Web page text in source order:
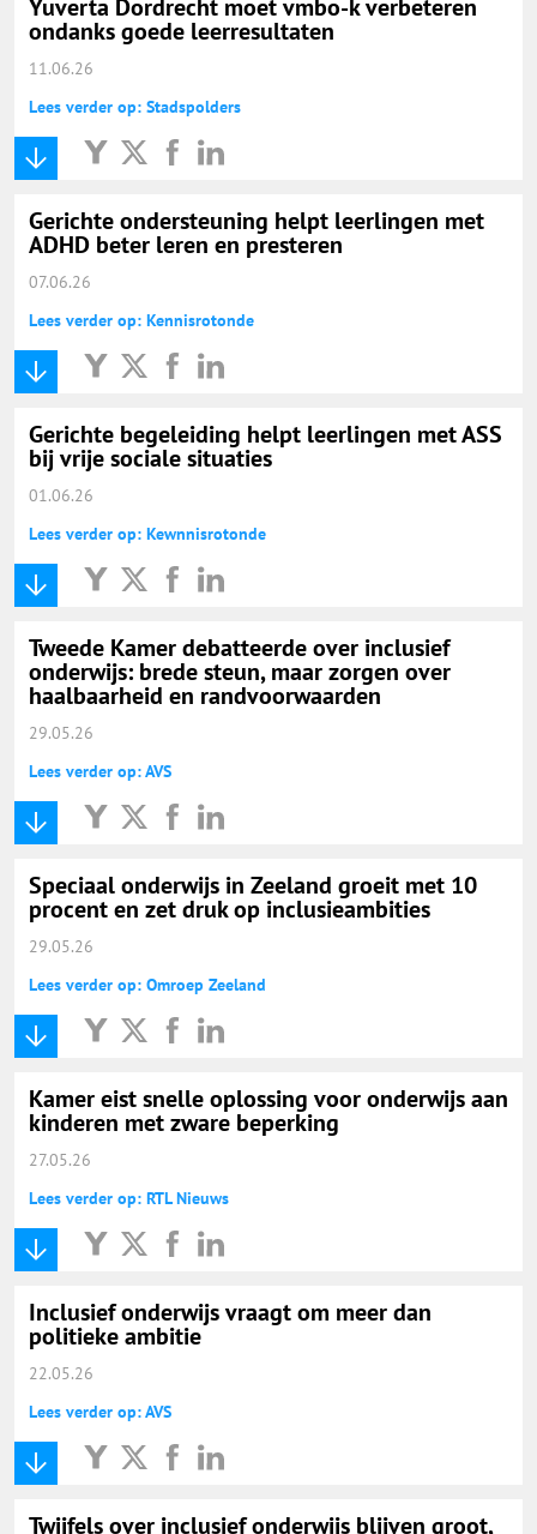
Yuverta Dordrecht moet vmbo-k verbeteren
ondanks goede leerresultaten
11.06.26
Lees verder op: Stadspolders
Gerichte ondersteuning helpt leerlingen met
ADHD beter leren en presteren
07.06.26
Lees verder op: Kennisrotonde
Gerichte begeleiding helpt leerlingen met ASS
bij vrije sociale situaties
01.06.26
Lees verder op: Kewnnisrotonde
Tweede Kamer debatteerde over inclusief
onderwijs: brede steun, maar zorgen over
haalbaarheid en randvoorwaarden
29.05.26
Lees verder op: AVS
Speciaal onderwijs in Zeeland groeit met 10
procent en zet druk op inclusieambities
29.05.26
Lees verder op: Omroep Zeeland
Kamer eist snelle oplossing voor onderwijs aan
kinderen met zware beperking
27.05.26
Lees verder op: RTL Nieuws
Inclusief onderwijs vraagt om meer dan
politieke ambitie
22.05.26
Lees verder op: AVS
Twijfels over inclusief onderwijs blijven groot,